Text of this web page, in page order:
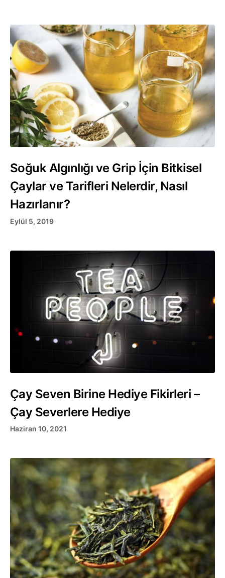
Soğuk Algınlığı ve Grip İçin Bitkisel
Çaylar ve Tarifleri Nelerdir, Nasıl
Hazırlanır?
Eylül 5, 2019
Çay Seven Birine Hediye Fikirleri –
Çay Severlere Hediye
Haziran 10, 2021